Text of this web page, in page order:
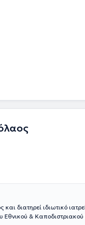
και διατηρεί ιδιωτικό
Εθνικού &